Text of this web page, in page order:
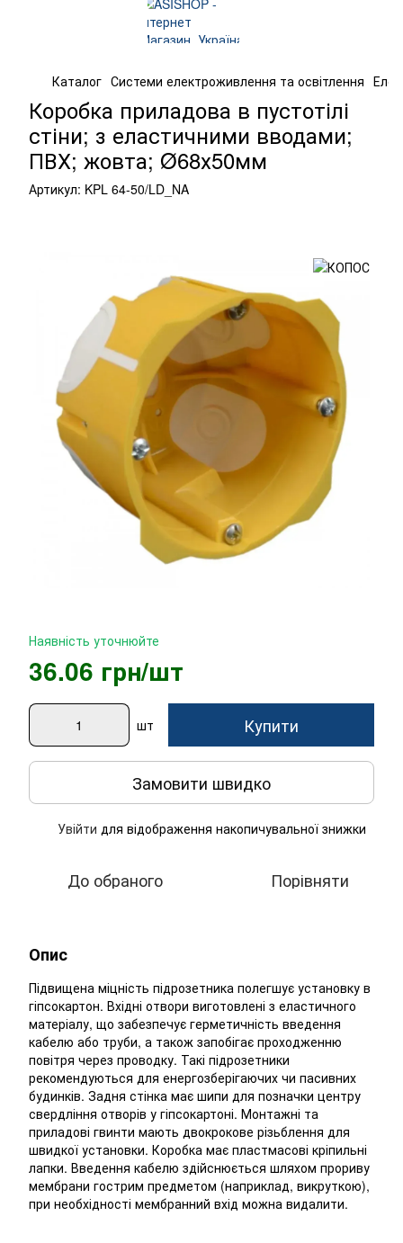
Каталог Системи електроживлення та освітлення
Коробка приладова в пустотілі
стіни; з еластичними вводами;
ПВХ; жовта; Ø68х50мм
Артикул: KPL 64-50/LD_NA
Наявність уточнюйте
36.06 грн/шт
шт Купити
Замовити швидко
Увійти для відображення накопичувальної знижки
До обраного Порівняти
Опис
Підвищена міцність підрозетника полегшує установку в
гіпсокартон. Вхідні отвори виготовлені з еластичного
матеріалу, що забезпечує герметичність введення
кабелю або труби, а також запобігає проходженню
повітря через проводку. Такі підрозетники
рекомендуються для енергозберігаючих чи пасивних
будинків. Задня стінка має шипи для позначки центру
свердління отворів у гіпсокартоні. Монтажні та
приладові гвинти мають двокрокове різьблення для
швидкої установки. Коробка має пластмасові кріпильні
лапки. Введення кабелю здійснюється шляхом прориву
мембрани гострим предметом (наприклад, викруткою),
при необхідності мембранний вхід можна видалити.